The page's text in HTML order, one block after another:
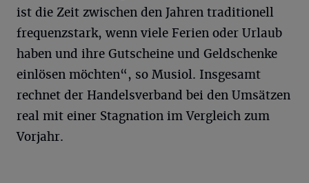
ist die Zeit zwischen den Jahren traditionell
frequenzstark, wenn viele Ferien oder Urlaub
haben und ihre Gutscheine und Geldschenke
einlösen möchten“, so Musiol. Insgesamt
rechnet der Handelsverband bei den Umsätzen
real mit einer Stagnation im Vergleich zum
Vorjahr.